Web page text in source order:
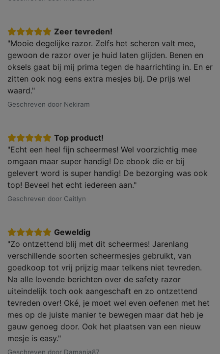
Zeer tevreden!
"Mooie degelijke razor. Zelfs het scheren valt mee,
gewoon de razor over je huid laten glijden. Benen en
oksels gaat bij mij prima tegen de haarrichting in. En er
zitten ook nog eens extra mesjes bij. De prijs wel
waard."
Geschreven door Nekiram
Top product!
"Echt een heel fijn scheermes! Wel voorzichtig mee
omgaan maar super handig! De ebook die er bij
gelevert word is super handig! De bezorging was ook
top! Beveel het echt iedereen aan."
Geschreven door Caitlyn
Geweldig
"Zo ontzettend blij met dit scheermes! Jarenlang
verschillende soorten scheermesjes gebruikt, van
goedkoop tot vrij prijzig maar telkens niet tevreden.
Na alle lovende berichten over de safety razor
uiteindelijk toch ook aangeschaft en zo ontzettend
tevreden over! Oké, je moet wel even oefenen met het
mes op de juiste manier te bewegen maar dat heb je
gauw genoeg door. Ook het plaatsen van een nieuw
mesje is easy."
Geschreven door Damanja87